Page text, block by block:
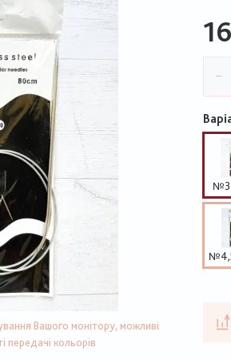
Вашого монітору, можливі
передачі кольорів
№3